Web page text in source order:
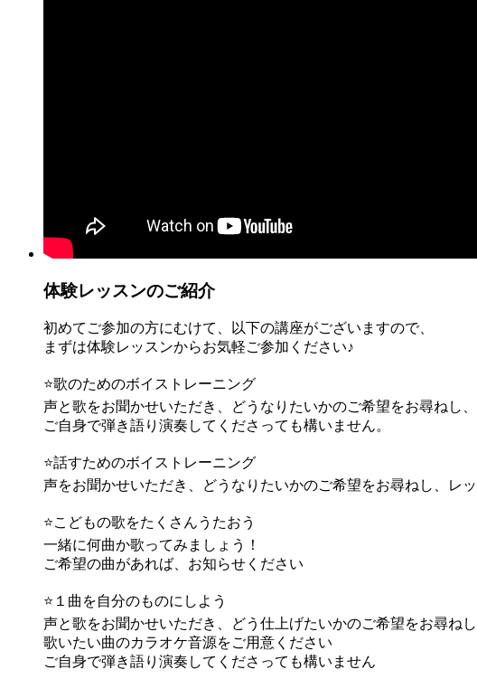
体験レッスンのご紹介
初めてご参加の方にむけて、以下の講座がございますので、
まずは体験レッスンからお気軽ご参加ください♪
⭐歌のためのボイストレーニング
声と歌をお聞かせいただき、どうなりたいかのご希望をお尋ねし
ご自身で弾き語り演奏してくださっても構いません。
⭐話すためのボイストレーニング
声をお聞かせいただき、どうなりたいかのご希望をお尋ねし、レ
⭐こどもの歌をたくさんうたおう
一緒に何曲か歌ってみましょう！
ご希望の曲があれば、お知らせください
⭐１曲を自分のものにしよう
声と歌をお聞かせいただき、どう仕上げたいかのご希望をお尋ね
歌いたい曲のカラオケ音源をご用意ください
ご自身で弾き語り演奏してくださっても構いません